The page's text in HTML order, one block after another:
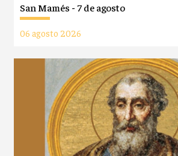
San Mamés - 7 de agosto
06 agosto 2026